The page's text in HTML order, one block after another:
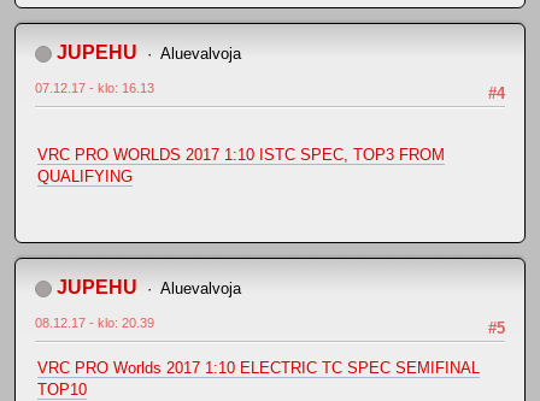
JUPEHU Aluevalvoja
#4
07.12.17 - klo: 16.13
VRC PRO WORLDS 2017 1:10 ISTC SPEC, TOP3 FROM
QUALIFYING
JUPEHU Aluevalvoja
#5
08.12.17 - klo: 20.39
VRC PRO Worlds 2017 1:10 ELECTRIC TC SPEC SEMIFINAL
TOP10